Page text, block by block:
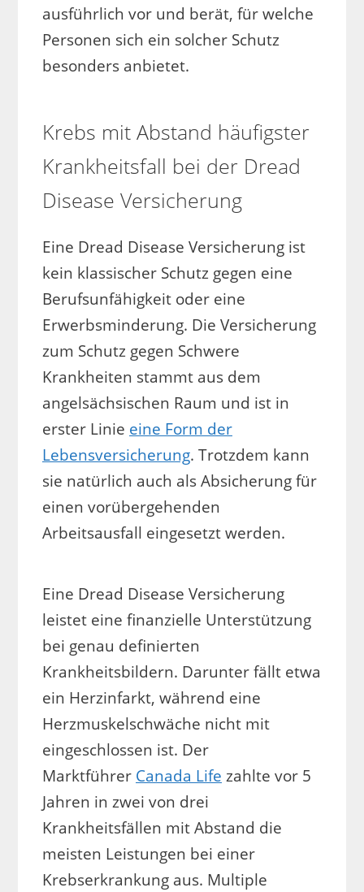
ausführlich vor und berät, für welche
Personen sich ein solcher Schutz
besonders anbietet.
Krebs mit Abstand häufigster
Krankheitsfall bei der Dread
Disease Versicherung
Eine Dread Disease Versicherung ist
kein klassischer Schutz gegen eine
Berufsunfähigkeit oder eine
Erwerbsminderung. Die Versicherung
zum Schutz gegen Schwere
Krankheiten stammt aus dem
angelsächsischen Raum und ist in
erster Linie eine Form der
Lebensversicherung. Trotzdem kann
sie natürlich auch als Absicherung für
einen vorübergehenden
Arbeitsausfall eingesetzt werden.
Eine Dread Disease Versicherung
leistet eine finanzielle Unterstützung
bei genau definierten
Krankheitsbildern. Darunter fällt etwa
ein Herzinfarkt, während eine
Herzmuskelschwäche nicht mit
eingeschlossen ist. Der
Marktführer Canada Life zahlte vor 5
Jahren in zwei von drei
Krankheitsfällen mit Abstand die
meisten Leistungen bei einer
Krebserkrankung aus. Multiple